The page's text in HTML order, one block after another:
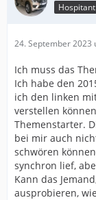
Hospitant
24. September 2023
Ich muss das
Ich habe den
ich den linken
verstellen
Themenstarter.
bei mir auch
schwören
synchron lief,
Kann das
ausprobieren,